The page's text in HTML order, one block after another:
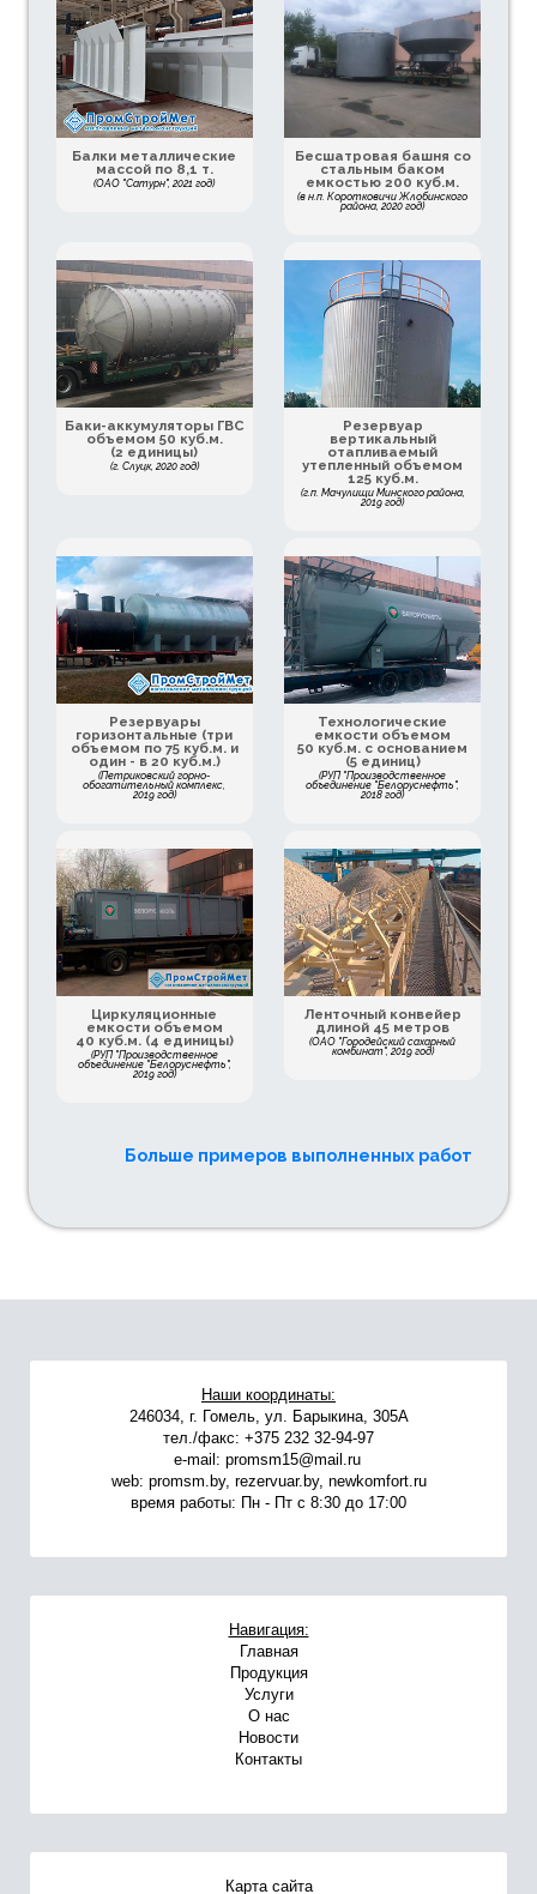
Балки металлические
массой по 8,1 т.
(ОАО "Сатурн", 2021 год)
Бесшатровая башня со
стальным баком
емкостью 200 куб.м.
(в н.п. Коротковичи Жлобинского
района, 2020 год)
Баки-аккумуляторы ГВС
объемом 50 куб.м.
(2 единицы)
(г. Слуцк, 2020 год)
Резервуар
вертикальный
отапливаемый
утепленный объемом
125 куб.м.
(г.п. Мачулищи Минского района,
2019 год)
Резервуары
горизонтальные (три
объемом по 75 куб.м. и
один - в 20 куб.м.)
(Петриковский горно-
обогатительный комплекс,
2019 год)
Технологические
емкости объемом
50 куб.м. с основанием
(5 единиц)
(РУП "Производственное
объединение "Белоруснефть",
2018 год)
Циркуляционные
емкости объемом
40 куб.м. (4 единицы)
(РУП "Производственное
объединение "Белоруснефть",
2019 год)
Ленточный конвейер
длиной 45 метров
(ОАО "Городейский сахарный
комбинат", 2019 год)
Больше примеров выполненных работ
Наши координаты:
246034, г. Гомель, ул. Барыкина, 305А
тел./факс: +375 232 32-94-97
e-mail: promsm15@mail.ru
web: promsm.by, rezervuar.by, newkomfort.ru
время работы: Пн - Пт с 8:30 до 17:00
Навигация:
Главная
Продукция
Услуги
О нас
Новости
Контакты
Карта сайта